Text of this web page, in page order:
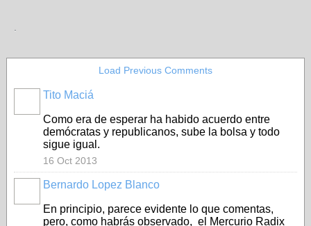
Load Previous Comments
Tito Maciá
Como era de esperar ha habido acuerdo entre
demócratas y republicanos, sube la bolsa y todo
sigue igual.
16 Oct 2013
Bernardo Lopez Blanco
En principio, parece evidente lo que comentas,
pero, como habrás observado, el Mercurio Radix